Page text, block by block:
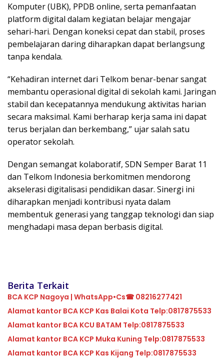
Komputer (UBK), PPDB online, serta pemanfaatan
platform digital dalam kegiatan belajar mengajar
sehari-hari. Dengan koneksi cepat dan stabil, proses
pembelajaran daring diharapkan dapat berlangsung
tanpa kendala.
“Kehadiran internet dari Telkom benar-benar sangat
membantu operasional digital di sekolah kami. Jaringan
stabil dan kecepatannya mendukung aktivitas harian
secara maksimal. Kami berharap kerja sama ini dapat
terus berjalan dan berkembang,” ujar salah satu
operator sekolah.
Dengan semangat kolaboratif, SDN Semper Barat 11
dan Telkom Indonesia berkomitmen mendorong
akselerasi digitalisasi pendidikan dasar. Sinergi ini
diharapkan menjadi kontribusi nyata dalam
membentuk generasi yang tanggap teknologi dan siap
menghadapi masa depan berbasis digital.
Berita Terkait
BCA KCP Nagoya | WhatsApp•Cs☎ 08216277421
Alamat kantor BCA KCP Kas Balai Kota Telp:0817875533
Alamat kantor BCA KCU BATAM Telp:0817875533
Alamat kantor BCA KCP Muka Kuning Telp:0817875533
Alamat kantor BCA KCP Kas Kijang Telp:0817875533